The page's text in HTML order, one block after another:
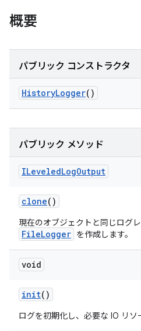
概要
パブリック コンストラクタ
HistoryLogger()
パブリック メソッド
ILeveledLogOutput
clone()
現在のオブジェクトと同じログ
FileLogger を作成します。
void
init()
ログを初期化し、必要な IO リソ